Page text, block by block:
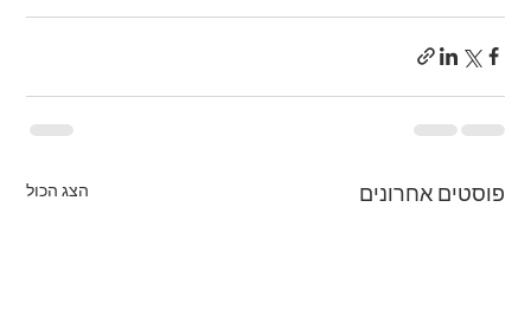
פוסטים אחרונים הצג הכול